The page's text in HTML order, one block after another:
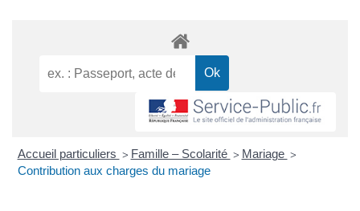
Accueil particuliers > Famille – Scolarité > Mariage >
Contribution aux charges du mariage